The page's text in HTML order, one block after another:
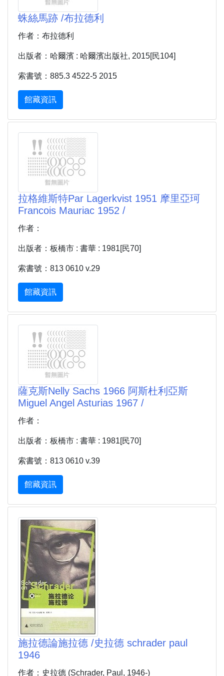
蛛絲馬跡 /布拉德利
作者：布拉德利
出版者：哈爾濱 : 哈爾濱出版社, 2015[民104]
索書號：885.3 4522-5 2015
館藏資訊
拉格維斯特Par Lagerkvist 1951 摩里亞珂
Francois Mauriac 1952 /
作者：
出版者：板橋市 : 書華 : 1981[民70]
索書號：813 0610 v.29
館藏資訊
薩克斯Nelly Sachs 1966 阿斯杜利亞斯
Miguel Angel Asturias 1967 /
作者：
出版者：板橋市 : 書華 : 1981[民70]
索書號：813 0610 v.39
館藏資訊
施拉德論施拉德 /史拉德 schrader paul
1946
作者：史拉德 (Schrader, Paul, 1946-)